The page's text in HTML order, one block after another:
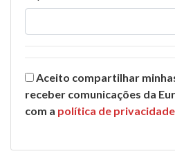
Aceito compartilhar
receber comunicações da
com a política de privacidade